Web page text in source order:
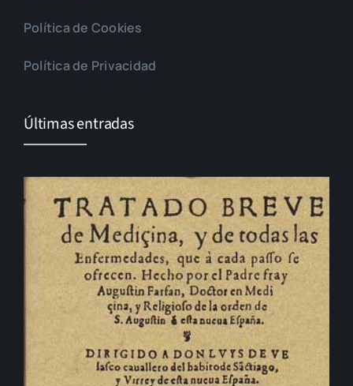
Política de Cookies
Política de Privacidad
Últimas entradas
El cambio que nunca llega…